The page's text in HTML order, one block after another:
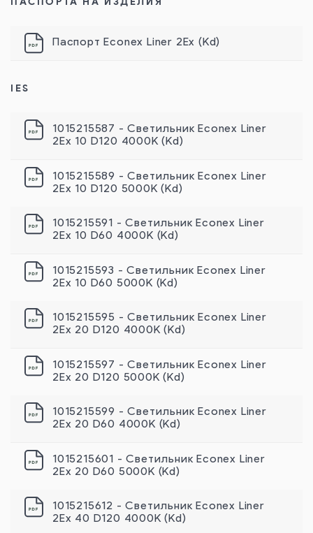
Паспорт Econex Liner 2Ex (Kd)
IES
1015215587 - Светильник Econex Liner
2Ex 10 D120 4000К (Kd)
1015215589 - Светильник Econex Liner
2Ex 10 D120 5000К (Kd)
1015215591 - Светильник Econex Liner
2Ex 10 D60 4000К (Kd)
1015215593 - Светильник Econex Liner
2Ex 10 D60 5000К (Kd)
1015215595 - Светильник Econex Liner
2Ex 20 D120 4000К (Kd)
1015215597 - Светильник Econex Liner
2Ex 20 D120 5000К (Kd)
1015215599 - Светильник Econex Liner
2Ex 20 D60 4000К (Kd)
1015215601 - Светильник Econex Liner
2Ex 20 D60 5000К (Kd)
1015215612 - Светильник Econex Liner
2Ex 40 D120 4000К (Kd)